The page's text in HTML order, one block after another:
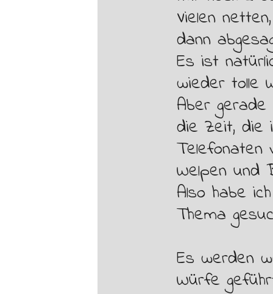
Vielen
dann
Es ist
wieder tolle
Aber
die Zeit, die
Telefonaten
Welpen und
Also habe
Thema
Es werden
Würfe